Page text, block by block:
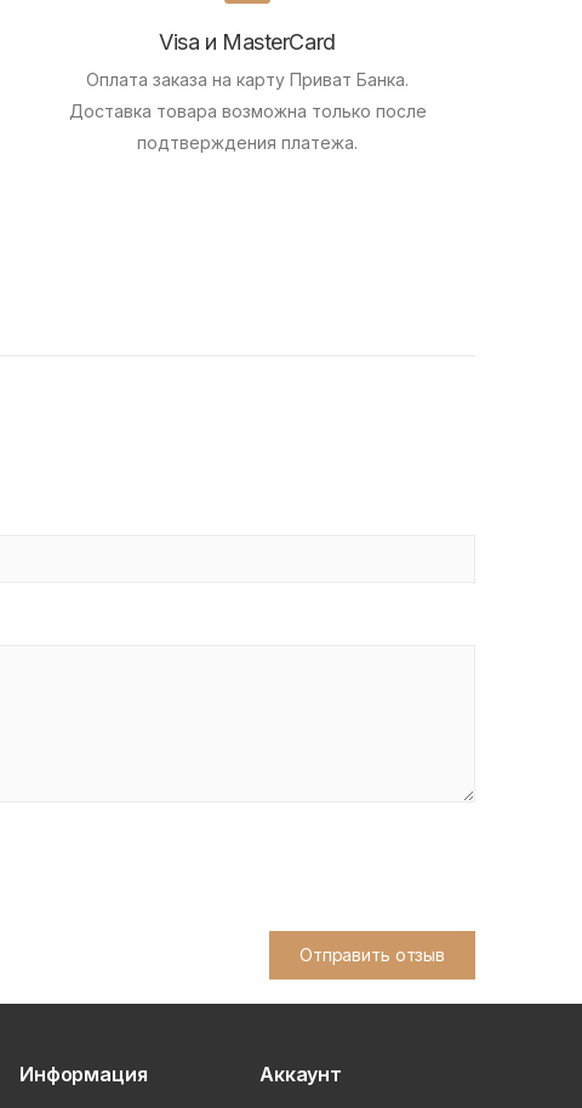
Visa и MasterCard
Оплата заказа на карту Приват Банка.
Доставка товара возможна только после
подтверждения платежа.
Отправить отзыв
Информация Аккаунт